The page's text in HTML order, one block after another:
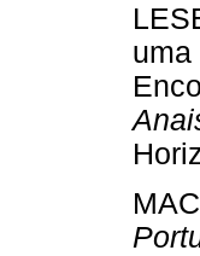
uma